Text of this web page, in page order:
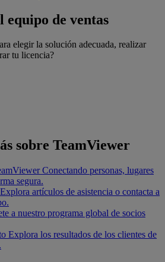
equipo de ventas
elegir la solución adecuada, realizar
tu licencia?
sobre TeamViewer
Conectando personas, lugares
segura.
Explora artículos de asistencia o contacta a
a nuestro programa global de socios
Explora los resultados de los clientes de